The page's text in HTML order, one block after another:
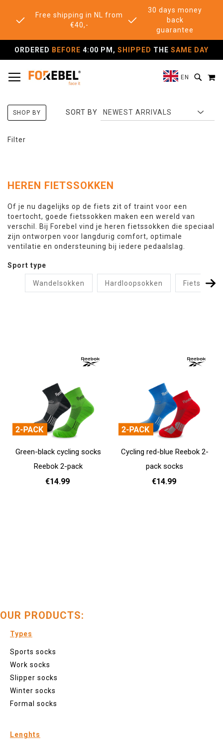
Free shipping in NL from
€40,-
30 days money
back
guarantee
ORDERED BEFORE 4:00 PM, SHIPPED THE SAME DAY
EN
HEREN FIETSSOKKEN
Of je nu dagelijks op de fiets zit of traint voor een
toertocht, goede fietssokken maken een wereld van
verschil. Bij Forebel vind je heren fietssokken die speciaal
zijn ontworpen voor langdurig comfort, optimale
ventilatie en ondersteuning bij iedere pedaalslag.
Sport type
Wandelsokken Hardloopsokken
SORT BY
Green-black cycling socks
Reebok 2-pack
€14.99
Cycling red-blue Reebok 2-
pack socks
€14.99
Filter
SHOP BY
OUR PRODUCTS:
Types
Sports socks
Work socks
Slipper socks
Winter socks
Formal socks
Lenghts